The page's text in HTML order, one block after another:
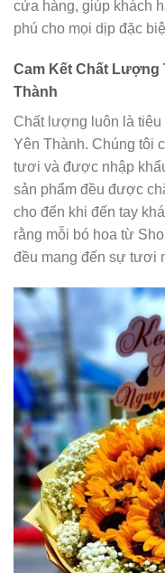
cửa hàng, giúp khách
phú cho mọi dịp đặc
Cam Kết Chất Lượng
Thành
Chất lượng luôn là
Yên Thành. Chúng tôi
tươi và được nhập
sản phẩm đều được
cho đến khi đến tay
rằng mỗi bó hoa từ
đều mang đến sự tươi